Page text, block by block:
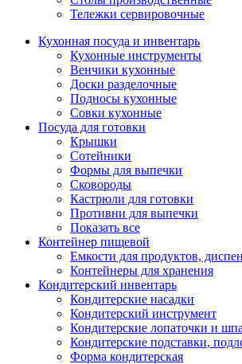
Тележки сервировочные
Кухонная посуда и инвентарь
Кухонные инструменты
Венчики кухонные
Доски разделочные
Подносы кухонные
Совки кухонные
Посуда для готовки
Крышки
Сотейники
Формы для выпечки
Сковороды
Кастрюли для готовки
Противни для выпечки
Показать все
Контейнер пищевой
Емкости для продуктов,
Контейнеры для хранения
Кондитерский инвентарь
Кондитерские насадки
Кондитерский инструмент
Кондитерские лопаточки и
Кондитерские подставки,
Форма кондитерская